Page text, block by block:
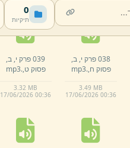
0
תיקיות
038 פרק י,
ב,
פסוק ח,.
mp3
3.49 MB
17/06/2026 00:36
039 פרק י,
ב,
פסוק ט,.
mp3
3.32 MB
17/06/2026 00:36